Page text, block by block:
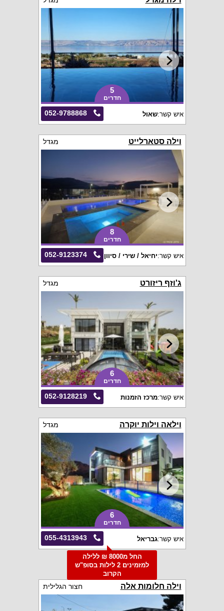
5
חדרים
052-9788868 איש קשר:שאול
וילה סטארלייט מגדל
8
חדרים
052-9123374 איש קשר:יחיאל / שירי / סיוון
ג'וזף ריזורט מגדל
6
חדרים
052-9128219 איש קשר:מרכז הזמנות
וילאה וילות יוקרה מגדל
6
חדרים
055-4313943 איש קשר:גבריאל
החל מ8000 ₪ ללילה
למזמינים 2 לילות בסופ"ש
הקרוב
וילה חלומות אלה חצור הגלילית